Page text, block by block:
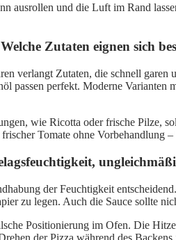
ausrollen und die Luft im Rand
Zutaten eignen sich
verlangt Zutaten, die schnell
passen perfekt. Moderne
wie Ricotta oder frische Pilze,
Tomate ohne Vorbehandlung
der Feuchtigkeit
zu legen. Auch die Sauce sollte
Positionierung im Ofen. Die
der Pizza während des